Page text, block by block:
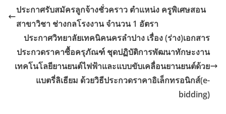
ประกาศรับสมัครลูกจ้างชั่วคราว ตำแหน่ง ครูพิเศษสอน
สาขาวิชา ช่างกลโรงงาน จำนวน 1 อัตรา
ประกาศวิทยาลัยเทคนิคนครลำปาง เรื่อง (ร่าง)เอกสาร
ประกวดราคาซื้อครุภัณฑ์ ชุดปฏิบัติการพัฒนาทักษะงาน
เทคโนโลยียานยนต์ไฟฟ้าและแบบขับเคลื่อนยานยนต์ด้วย
แบตรี่ลิเธียม ด้วยวิธีประกวดราคาอิเล็กทรอนิกส์(e-
bidding)